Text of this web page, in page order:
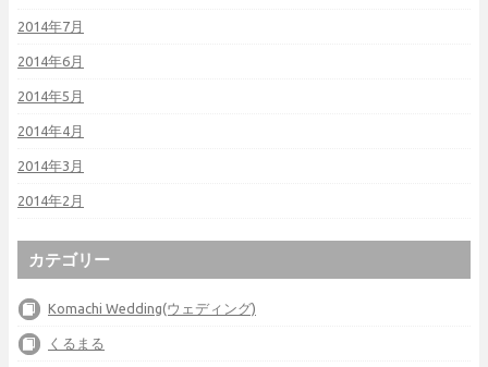
2014年7月
2014年6月
2014年5月
2014年4月
2014年3月
2014年2月
カテゴリー
Komachi Wedding(ウェディング)
くるまる